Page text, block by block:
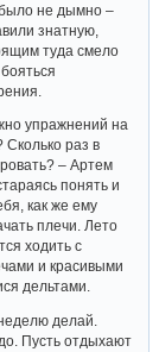
не дымно –
знатную,
туда смело
упражнений на
Сколько раз в
– Артем
понять и
как же ему
плечи. Лето
ходить с
и красивыми
дельтами.
делай.
Пусть отдыхают